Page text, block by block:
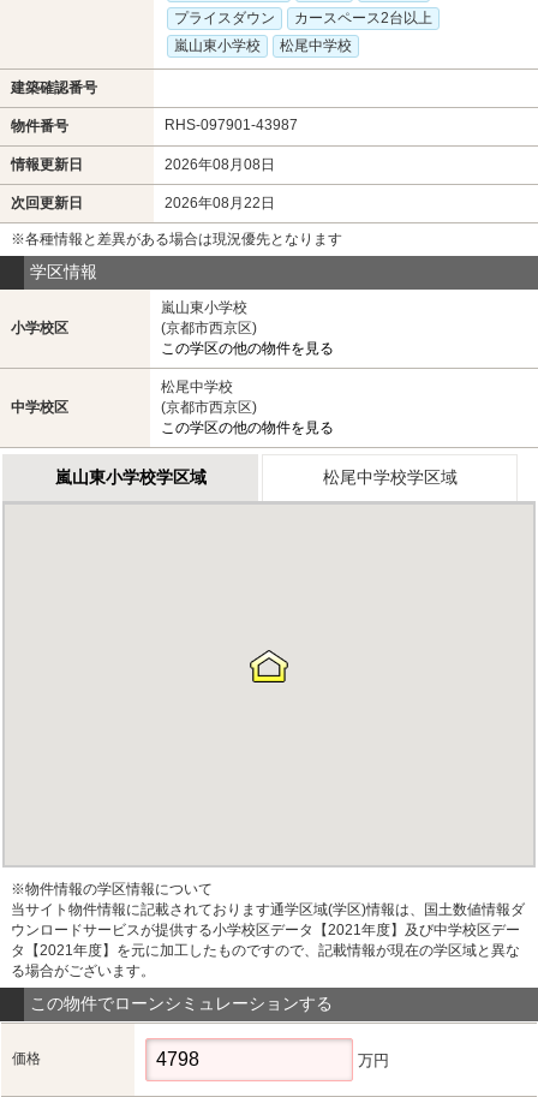
プライスダウン
カースペース2台以上
嵐山東小学校
松尾中学校
建築確認番号
物件番号 RHS-097901-43987
情報更新日 2026年08月08日
次回更新日 2026年08月22日
※各種情報と差異がある場合は現況優先となります
学区情報
小学校区
嵐山東小学校
(京都市西京区)
この学区の他の物件を見る
中学校区
松尾中学校
(京都市西京区)
この学区の他の物件を見る
嵐山東小学校学区域 松尾中学校学区域
※物件情報の学区情報について
当サイト物件情報に記載されております通学区域(学区)情報は、国土数値情報ダ
ウンロードサービスが提供する小学校区データ【2021年度】及び中学校区デー
タ【2021年度】を元に加工したものですので、記載情報が現在の学区域と異な
る場合がございます。
この物件でローンシミュレーションする
価格 万円